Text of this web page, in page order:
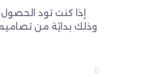
إذا كنت تود
وذلك بدايًة من